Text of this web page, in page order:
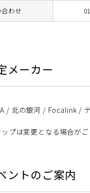
わせ
メーカー
/ 北の銀河 / Focalink /
プは変更となる場合がご
ントのご案内